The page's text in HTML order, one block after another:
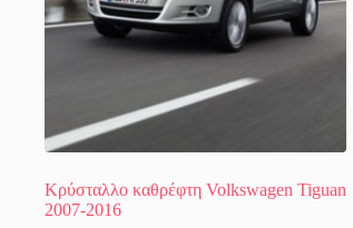
Κρύσταλλο καθρέφτη Volkswagen Tiguan
2007-2016